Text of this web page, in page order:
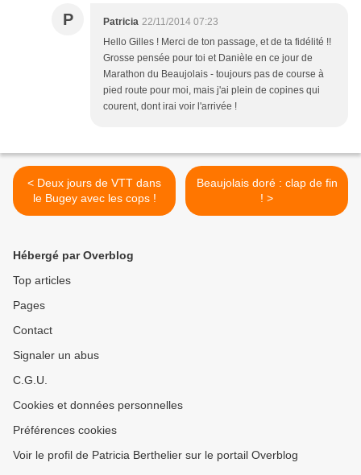
P Patricia 22/11/2014 07:23
Hello Gilles ! Merci de ton passage, et de ta fidélité !!
Grosse pensée pour toi et Danièle en ce jour de
Marathon du Beaujolais - toujours pas de course à
pied route pour moi, mais j'ai plein de copines qui
courent, dont irai voir l'arrivée !
< Deux jours de VTT dans
le Bugey avec les cops !
Beaujolais doré : clap de fin
! >
Hébergé par Overblog
Top articles
Pages
Contact
Signaler un abus
C.G.U.
Cookies et données personnelles
Préférences cookies
Voir le profil de Patricia Berthelier sur le portail Overblog